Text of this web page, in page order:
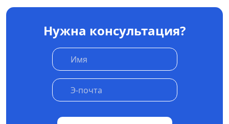
Нужна консультация?